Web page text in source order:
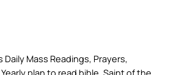
Mass Readings, Prayers,